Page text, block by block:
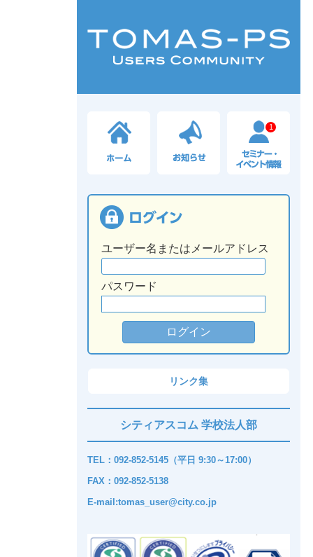
1
ユーザー名またはメールアドレス
パスワード
リンク集
シティアスコム 学校法人部
TEL：092-852-5145（平日 9:30～17:00）
FAX：092-852-5138
E-mail:tomas_user@city.co.jp